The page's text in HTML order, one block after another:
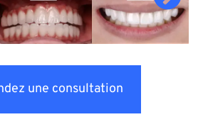
une consultation